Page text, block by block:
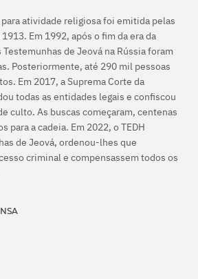
atividade religiosa foi emitida pelas
Em 1992, após o fim da era da
de Jeová na Rússia foram
Posteriormente, até 290 mil pessoas
Em 2017, a Suprema Corte da
todas as entidades legais e confiscou
culto. As buscas começaram, centenas
para a cadeia. Em 2022, o TEDH
de Jeová, ordenou-lhes que
criminal e compensassem todos os